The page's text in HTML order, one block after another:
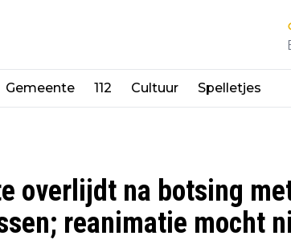
Gemeente 112 Cultuur Spelletjes
overlijdt na botsing
reanimatie mocht